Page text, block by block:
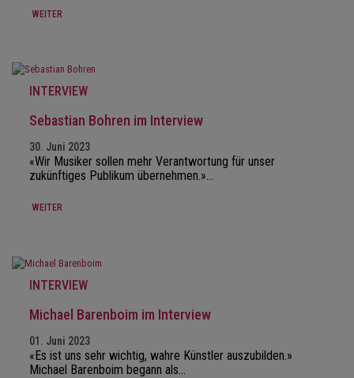
WEITER
INTERVIEW
Sebastian Bohren im Interview
30. Juni 2023
«Wir Musiker sollen mehr Verantwortung für unser
zukünftiges Publikum übernehmen.»…
WEITER
INTERVIEW
Michael Barenboim im Interview
01. Juni 2023
«Es ist uns sehr wichtig, wahre Künstler auszubilden.»
Michael Barenboim begann als…